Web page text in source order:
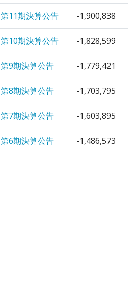
第11期決算公告 -1,900,838
第10期決算公告 -1,828,599
第9期決算公告 -1,779,421
第8期決算公告 -1,703,795
第7期決算公告 -1,603,895
第6期決算公告 -1,486,573